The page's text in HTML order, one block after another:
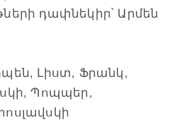
դափնեկիր՝ Արմեն
Լիստ, Ֆրանկ,
Պոպպեր,